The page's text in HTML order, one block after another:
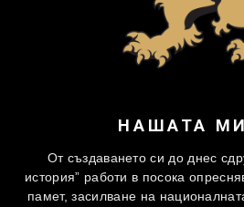
НАШАТА
От създаването си до днес
история” работи в посока
памет, засилване на